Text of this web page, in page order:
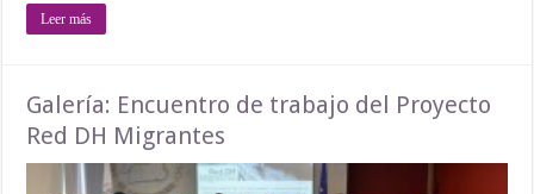
Leer más
Galería: Encuentro de trabajo del Proyecto
Red DH Migrantes